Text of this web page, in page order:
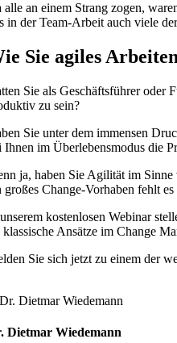
alle an einem Strang zogen,
in der Team-Arbeit auch viele
Sie agiles
Sie als Geschäftsführer oder
zu sein?
Sie unter dem immensen
Ihnen im Überlebensmodus die
ja, haben Sie Agilität im
großes Change-Vorhaben fehlt
kostenlosen Webinar
klassische Ansätze im Change
Sie sich jetzt zu einem der
Dietmar Wiedemann